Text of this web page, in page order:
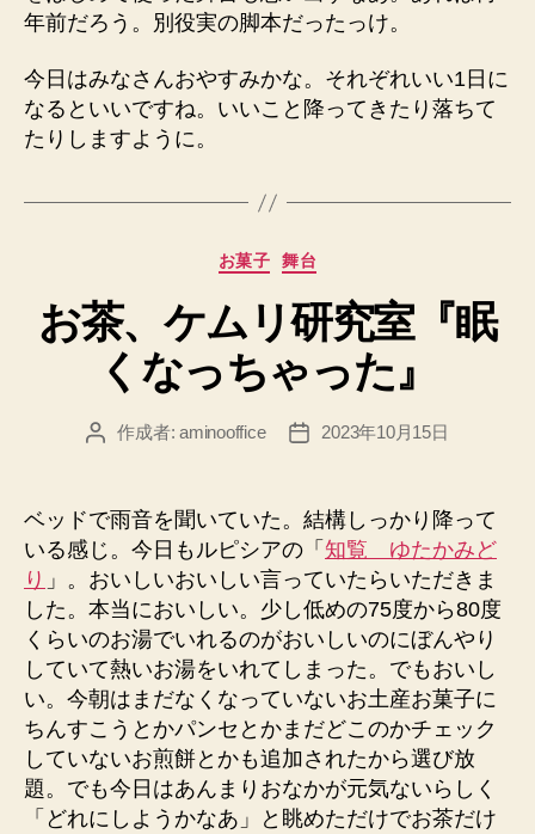
年前だろう。別役実の脚本だったっけ。
今日はみなさんおやすみかな。それぞれいい1日に
なるといいですね。いいこと降ってきたり落ちて
たりしますように。
カ
ゴ
リ
ー
お菓子 舞台
お茶、ケムリ研究室『眠
くなっちゃった』
投
作成者:aminooffice
投
2023年10月15日
ベッドで雨音を聞いていた。結構しっかり降って
いる感じ。今日もルピシアの「 知覧 ゆたかみど
り 」。おいしいおいしい言っていたらいただきま
した。本当においしい。少し低めの75度から80度
くらいのお湯でいれるのがおいしいのにぼんやり
していて熱いお湯をいれてしまった。でもおいし
い。今朝はまだなくなっていないお土産お菓子に
ちんすこうとかパンセとかまだどこのかチェック
していないお煎餅とかも追加されたから選び放
題。でも今日はあんまりおなかが元気ないらしく
「どれにしようかなあ」と眺めただけでお茶だけ